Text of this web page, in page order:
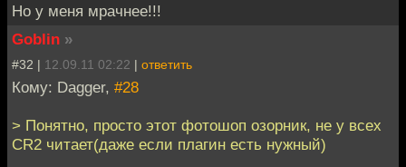
Но у меня мрачнее!!!
Goblin »
#32 | 12.09.11 02:22 | ответить
Кому: Dagger, #28
> Понятно, просто этот фотошоп озорник, не у всех
CR2 читает(даже если плагин есть нужный)